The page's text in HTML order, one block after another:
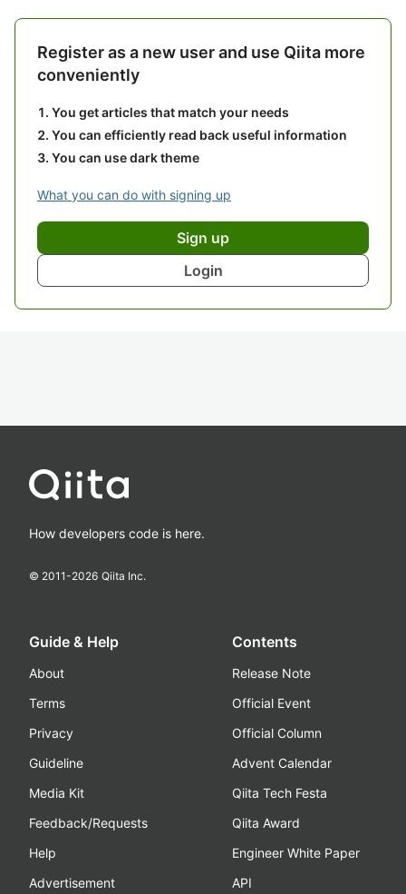
Register as a new user and use Qiita more
conveniently
You get articles that match your needs
You can efficiently read back useful information
You can use dark theme
What you can do with signing up
Sign up
Login
How developers code is here.
© 2011-2026 Qiita Inc.
Guide & Help
About
Terms
Privacy
Guideline
Media Kit
Feedback/Requests
Help
Advertisement
Contents
Release Note
Official Event
Official Column
Advent Calendar
Qiita Tech Festa
Qiita Award
Engineer White Paper
API